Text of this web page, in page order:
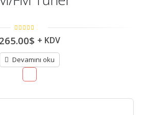
out of
5
265.00$ + KDV
Devamını oku